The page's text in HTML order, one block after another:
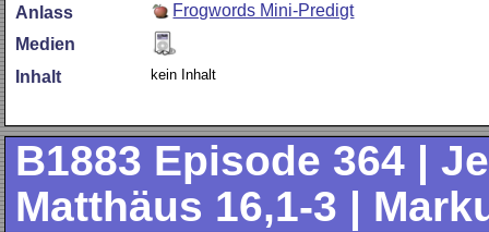
Anlass
Frogwords Mini-Predigt
Medien
Inhalt
kein Inhalt
B1883 Episode 364 |
Matthäus 16,1-3 |